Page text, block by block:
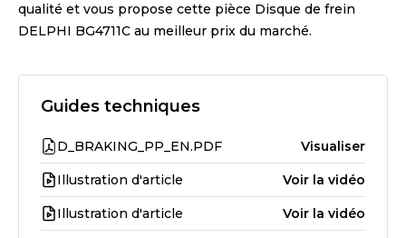
qualité et vous propose cette pièce Disque de frein
DELPHI BG4711C au meilleur prix du marché.
Guides techniques
D_BRAKING_PP_EN.PDF Visualiser
Illustration d'article Voir la vidéo
Illustration d'article Voir la vidéo